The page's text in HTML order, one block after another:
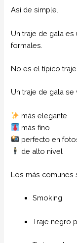
Así de simple.
Un traje de gala
formales.
No es el típico traje
Un traje de gala se
más elegante
más fino
perfecto en
de alto nivel
Los más comunes
Smoking
Traje negro